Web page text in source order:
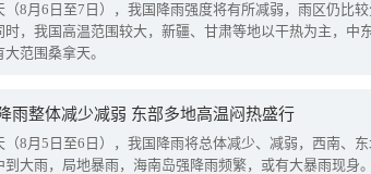
（8月6日至7日），我国降雨强度将有所减弱，雨区仍比
时，我国高温范围较大，新疆、甘肃等地以干热为主，中
范围桑拿天。
雨整体减少减弱 东部多地高温闷热盛行
（8月5日至6日），我国降雨将总体减少、减弱，西南、
到大雨，局地暴雨，海南岛强降雨频繁，或有大暴雨现身。